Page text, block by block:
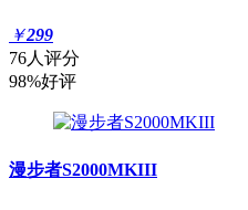
￥299
76人评分
98%好评
漫步者S2000MKIII